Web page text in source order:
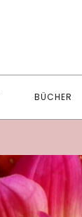
BÜCHER